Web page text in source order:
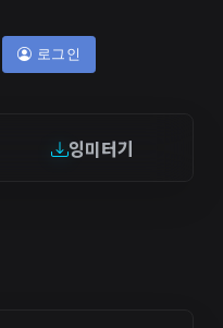
로그인
잉미터기